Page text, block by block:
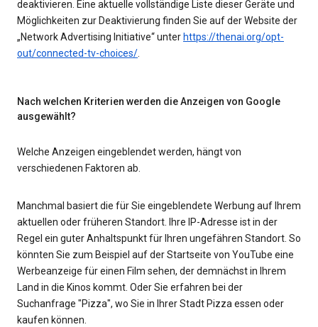
deaktivieren. Eine aktuelle vollständige Liste dieser Geräte und
Möglichkeiten zur Deaktivierung finden Sie auf der Website der
„Network Advertising Initiative“ unter https://thenai.org/opt-
out/connected-tv-choices/.
Nach welchen Kriterien werden die Anzeigen von Google
ausgewählt?
Welche Anzeigen eingeblendet werden, hängt von
verschiedenen Faktoren ab.
Manchmal basiert die für Sie eingeblendete Werbung auf Ihrem
aktuellen oder früheren Standort. Ihre IP-Adresse ist in der
Regel ein guter Anhaltspunkt für Ihren ungefähren Standort. So
könnten Sie zum Beispiel auf der Startseite von YouTube eine
Werbeanzeige für einen Film sehen, der demnächst in Ihrem
Land in die Kinos kommt. Oder Sie erfahren bei der
Suchanfrage "Pizza", wo Sie in Ihrer Stadt Pizza essen oder
kaufen können.